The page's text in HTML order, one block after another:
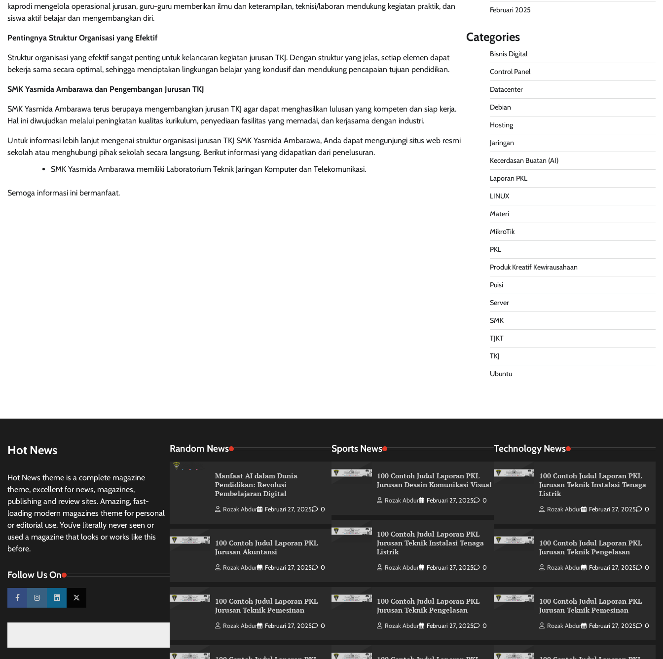
kaprodi mengelola operasional jurusan, guru-guru memberikan ilmu dan keterampilan, teknisi/laboran mendukung kegiatan praktik, dan
siswa aktif belajar dan mengembangkan diri.
Pentingnya Struktur Organisasi yang Efektif
Struktur organisasi yang efektif sangat penting untuk kelancaran kegiatan jurusan TKJ. Dengan struktur yang jelas, setiap elemen dapat
bekerja sama secara optimal, sehingga menciptakan lingkungan belajar yang kondusif dan mendukung pencapaian tujuan pendidikan.
SMK Yasmida Ambarawa dan Pengembangan Jurusan TKJ
SMK Yasmida Ambarawa terus berupaya mengembangkan jurusan TKJ agar dapat menghasilkan lulusan yang kompeten dan siap kerja.
Hal ini diwujudkan melalui peningkatan kualitas kurikulum, penyediaan fasilitas yang memadai, dan kerjasama dengan industri.
Untuk informasi lebih lanjut mengenai struktur organisasi jurusan TKJ SMK Yasmida Ambarawa, Anda dapat mengunjungi situs web resmi
sekolah atau menghubungi pihak sekolah secara langsung. Berikut informasi yang didapatkan dari penelusuran.
SMK Yasmida Ambarawa memiliki Laboratorium Teknik Jaringan Komputer dan Telekomunikasi.
Semoga informasi ini bermanfaat.
Februari 2025
Categories
Bisnis Digital
Control Panel
Datacenter
Debian
Hosting
Jaringan
Kecerdasan Buatan (AI)
Laporan PKL
LINUX
Materi
MikroTik
PKL
Produk Kreatif Kewirausahaan
Puisi
Server
SMK
TJKT
TKJ
Ubuntu
Hot News
Hot News theme is a complete magazine
theme, excellent for news, magazines,
publishing and review sites. Amazing, fast-
loading modern magazines theme for personal
or editorial use. You’ve literally never seen or
used a magazine that looks or works like this
before.
Follow Us On
Random News
Manfaat AI dalam Dunia
Pendidikan: Revolusi
Pembelajaran Digital
Rozak Abdur Februari 27, 2025 0
100 Contoh Judul Laporan PKL
Jurusan Akuntansi
Rozak Abdur Februari 27, 2025 0
100 Contoh Judul Laporan PKL
Jurusan Teknik Pemesinan
Rozak Abdur Februari 27, 2025 0
Sports News
100 Contoh Judul Laporan PKL
Jurusan Desain Komunikasi Visual
Rozak Abdur Februari 27, 2025 0
100 Contoh Judul Laporan PKL
Jurusan Teknik Instalasi Tenaga
Listrik
Rozak Abdur Februari 27, 2025 0
100 Contoh Judul Laporan PKL
Jurusan Teknik Pengelasan
Rozak Abdur Februari 27, 2025 0
Technology News
100 Contoh Judul Laporan PKL
Jurusan Teknik Instalasi Tenaga
Listrik
Rozak Abdur Februari 27, 2025 0
100 Contoh Judul Laporan PKL
Jurusan Teknik Pengelasan
Rozak Abdur Februari 27, 2025 0
100 Contoh Judul Laporan PKL
Jurusan Teknik Pemesinan
Rozak Abdur Februari 27, 2025 0